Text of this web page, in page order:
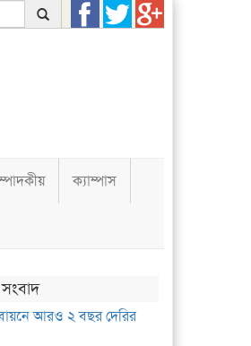
ক্যাম্পাস
আরও ২ বছর দেরির